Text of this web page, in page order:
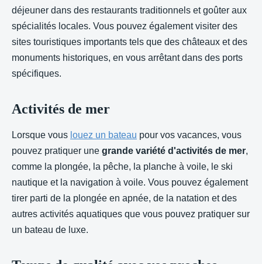
déjeuner dans des restaurants traditionnels et goûter aux
spécialités locales. Vous pouvez également visiter des
sites touristiques importants tels que des châteaux et des
monuments historiques, en vous arrêtant dans des ports
spécifiques.
Activités de mer
Lorsque vous louez un bateau pour vos vacances, vous
pouvez pratiquer une grande variété d'activités de mer,
comme la plongée, la pêche, la planche à voile, le ski
nautique et la navigation à voile. Vous pouvez également
tirer parti de la plongée en apnée, de la natation et des
autres activités aquatiques que vous pouvez pratiquer sur
un bateau de luxe.